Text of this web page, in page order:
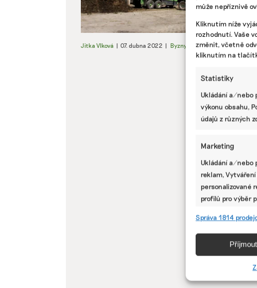
může nepříznivě
Kliknutím níže
rozhodnutí. Vaše
změnit, včetně
kliknutím na
Statistiky
Ukládání a/nebo
výkonu obsahu,
údajů z různých
Marketing
Ukládání a/nebo
reklam,
personalizované
profilů pro výběr
Přiřazování a
zařízení,
Správa 1814
Příjmout
Jitka Vlková | 07. dubna 2022 | Byznys Zemědělství |